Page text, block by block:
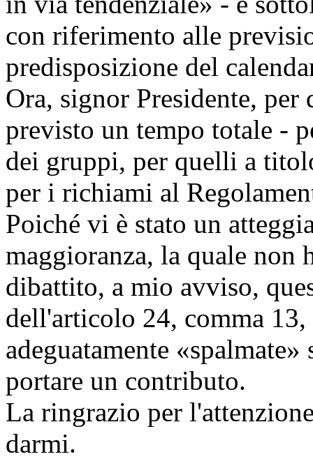
con riferimento alle
predisposizione del
Ora, signor Presidente,
previsto un tempo totale -
dei gruppi, per quelli a
per i richiami al
Poiché vi è stato un
maggioranza, la quale
dibattito, a mio avviso,
dell'articolo 24, comma 13,
adeguatamente
portare un contributo.
La ringrazio per
darmi.